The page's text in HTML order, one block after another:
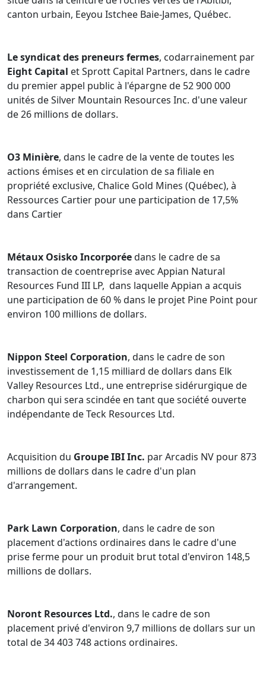
canton urbain, Eeyou Istchee Baie-James, Québec.
Le syndicat des preneurs fermes, codarrainement par
Eight Capital et Sprott Capital Partners, dans le cadre
du premier appel public à l'épargne de 52 900 000
unités de Silver Mountain Resources Inc. d'une valeur
de 26 millions de dollars.
O3 Minière, dans le cadre de la vente de toutes les
actions émises et en circulation de sa filiale en
propriété exclusive, Chalice Gold Mines (Québec), à
Ressources Cartier pour une participation de 17,5%
dans Cartier
Métaux Osisko Incorporéedans le cadre de sa
transaction de coentreprise avec Appian Natural
Resources Fund III LP, dans laquelle Appian a acquis
une participation de 60 % dans le projet Pine Point pour
environ 100 millions de dollars.
Nippon Steel Corporation, dans le cadre de son
investissement de 1,15 milliard de dollars dans Elk
Valley Resources Ltd., une entreprise sidérurgique de
charbon qui sera scindée en tant que société ouverte
indépendante de Teck Resources Ltd.
Acquisition du Groupe IBI Inc. par Arcadis NV pour 873
millions de dollars dans le cadre d'un plan
d'arrangement.
Park Lawn Corporation, dans le cadre de son
placement d'actions ordinaires dans le cadre d'une
prise ferme pour un produit brut total d'environ 148,5
millions de dollars.
Noront Resources Ltd., dans le cadre de son
placement privé d'environ 9,7 millions de dollars sur un
total de 34 403 748 actions ordinaires.